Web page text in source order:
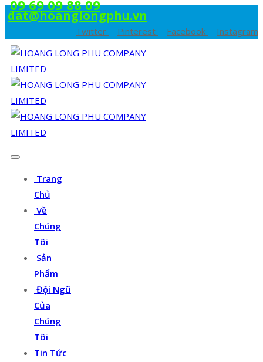
09 69 09 88 09
dat@hoanglongphu.vn
Twitter Pinterest Facebook Instagram
Trang
Chủ
Về
Chúng
Tôi
Sản
Phẩm
Đội Ngũ
Của
Chúng
Tôi
Tin Tức